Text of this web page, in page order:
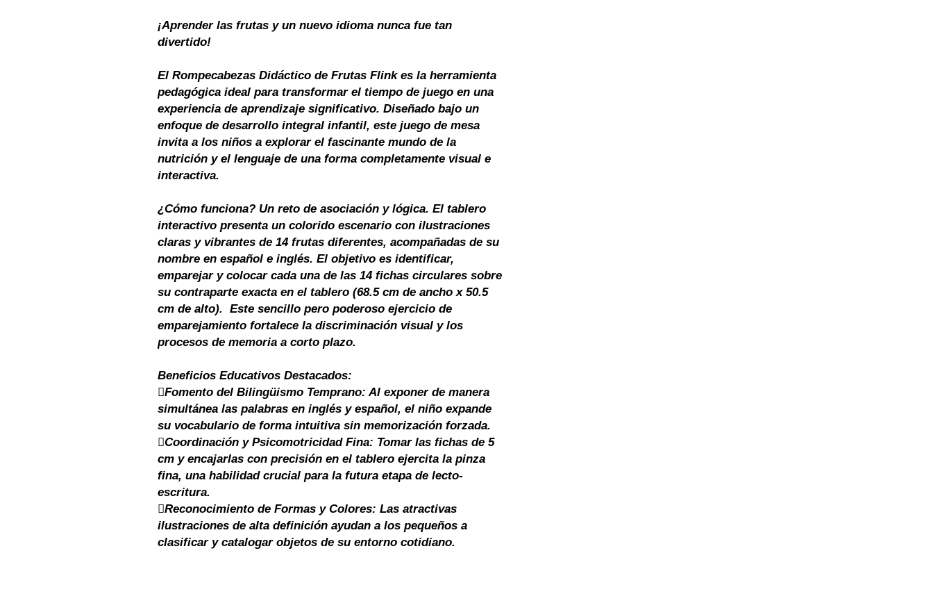
¡Aprender las frutas y un nuevo idioma nunca fue tan
divertido!
El Rompecabezas Didáctico de Frutas Flink es la herramienta
pedagógica ideal para transformar el tiempo de juego en una
experiencia de aprendizaje significativo. Diseñado bajo un
enfoque de desarrollo integral infantil, este juego de mesa
invita a los niños a explorar el fascinante mundo de la
nutrición y el lenguaje de una forma completamente visual e
interactiva.
¿Cómo funciona? Un reto de asociación y lógica. El tablero
interactivo presenta un colorido escenario con ilustraciones
claras y vibrantes de 14 frutas diferentes, acompañadas de su
nombre en español e inglés. El objetivo es identificar,
emparejar y colocar cada una de las 14 fichas circulares sobre
su contraparte exacta en el tablero (68.5 cm de ancho x 50.5
cm de alto). Este sencillo pero poderoso ejercicio de
emparejamiento fortalece la discriminación visual y los
procesos de memoria a corto plazo.
Beneficios Educativos Destacados:
🫟Fomento del Bilingüismo Temprano: Al exponer de manera
simultánea las palabras en inglés y español, el niño expande
su vocabulario de forma intuitiva sin memorización forzada.
🫟Coordinación y Psicomotricidad Fina: Tomar las fichas de 5
cm y encajarlas con precisión en el tablero ejercita la pinza
fina, una habilidad crucial para la futura etapa de lecto-
escritura.
🫟Reconocimiento de Formas y Colores: Las atractivas
ilustraciones de alta definición ayudan a los pequeños a
clasificar y catalogar objetos de su entorno cotidiano.